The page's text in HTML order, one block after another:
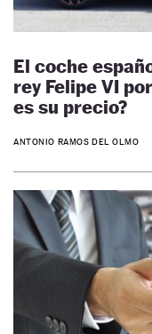
El coche
rey Felipe VI
es su precio?
ANTONIO RAMOS DEL OLMO